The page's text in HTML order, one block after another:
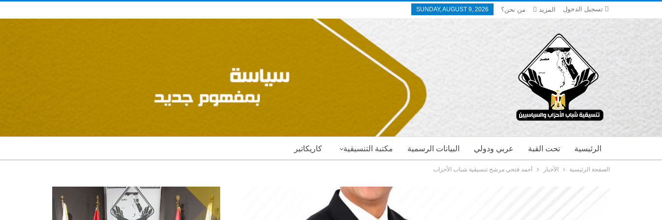
تسجيل الدخول SUNDAY, AUGUST 9, 2026 من نحن؟ المزيد
كاريكاتير مكتبة التنسيقية البيانات الرسمية عربي ودولي تحت القبة الرئيسية
الصفحة الرئيسية الأخبار أحمد فتحي مرشح تنسيقية شباب الأحزاب